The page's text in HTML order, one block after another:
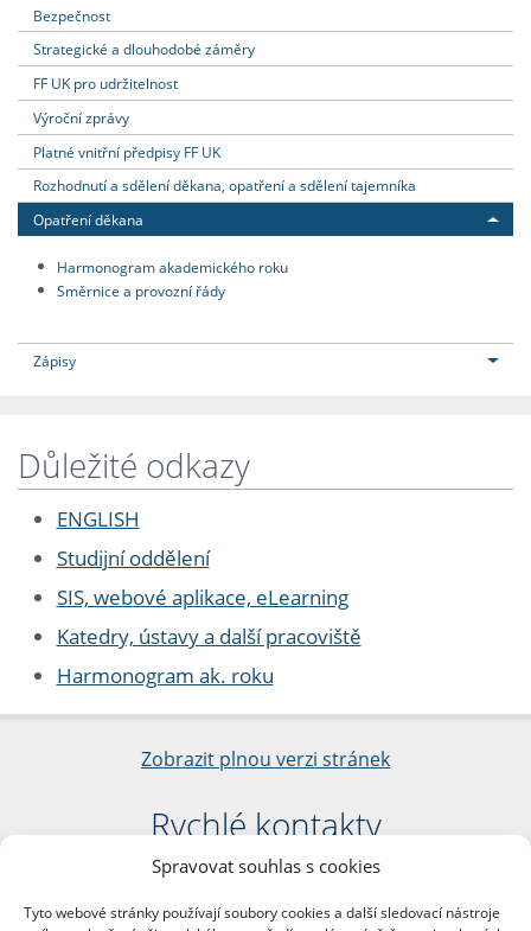
Spravovat souhlas s cookies
Tyto webové stránky používají soubory cookies a další sledovací nástroje
Bezpečnost
Strategické a dlouhodobé záměry
FF UK pro udržitelnost
Výroční zprávy
Platné vnitřní předpisy FF UK
Rozhodnutí a sdělení děkana, opatření a sdělení tajemníka
Opatření děkana
Harmonogram akademického roku
Směrnice a provozní řády
Zápisy
Důležité odkazy
ENGLISH
Studijní oddělení
SIS, webové aplikace, eLearning
Katedry, ústavy a další pracoviště
Harmonogram ak. roku
Zobrazit plnou verzi stránek
Rychlé kontakty
Filozofická fakulta
nám. Jana Palacha 1/2